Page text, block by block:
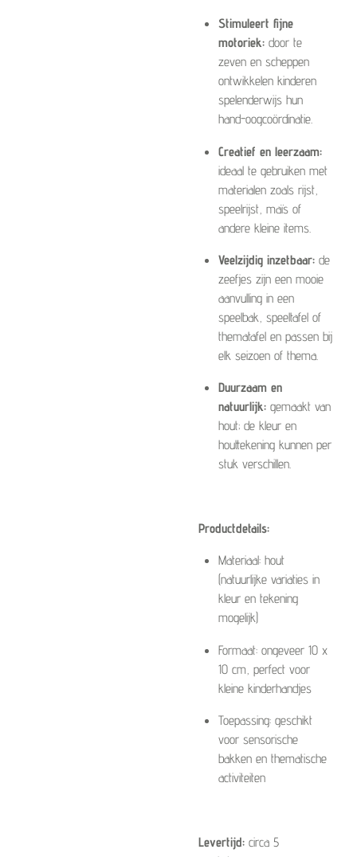
Stimuleert fijne
motoriek:door te
zeven en scheppen
ontwikkelen kinderen
spelenderwijs hun
hand-oogcoördinatie.
Creatief en leerzaam:
ideaal te gebruiken met
materialen zoals rijst,
speelrijst, maïs of
andere kleine items.
Veelzijdig inzetbaar:de
zeefjes zijn een mooie
aanvulling in een
speelbak, speeltafel of
thematafel en passen bij
elk seizoen of thema.
Duurzaam en
natuurlijk:gemaakt van
hout; de kleur en
houttekening kunnen per
stuk verschillen.
Productdetails:
Materiaal: hout
(natuurlijke variaties in
kleur en tekening
mogelijk)
Formaat: ongeveer 10 x
10 cm, perfect voor
kleine kinderhandjes
Toepassing: geschikt
voor sensorische
bakken en thematische
activiteiten
Levertijd: circa 5